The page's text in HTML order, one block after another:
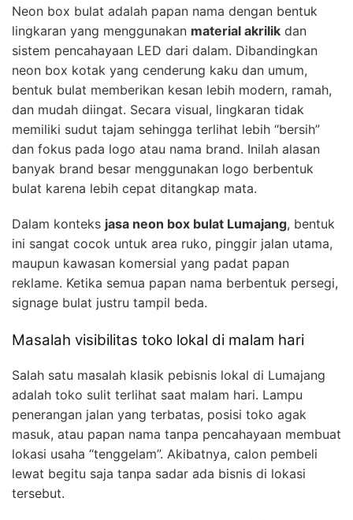
Neon box bulat adalah papan nama dengan bentuk
lingkaran yang menggunakan material akrilik dan
sistem pencahayaan LED dari dalam. Dibandingkan
neon box kotak yang cenderung kaku dan umum,
bentuk bulat memberikan kesan lebih modern, ramah,
dan mudah diingat. Secara visual, lingkaran tidak
memiliki sudut tajam sehingga terlihat lebih “bersih”
dan fokus pada logo atau nama brand. Inilah alasan
banyak brand besar menggunakan logo berbentuk
bulat karena lebih cepat ditangkap mata.
Dalam konteks jasa neon box bulat Lumajang, bentuk
ini sangat cocok untuk area ruko, pinggir jalan utama,
maupun kawasan komersial yang padat papan
reklame. Ketika semua papan nama berbentuk persegi,
signage bulat justru tampil beda.
Masalah visibilitas toko lokal di malam hari
Salah satu masalah klasik pebisnis lokal di Lumajang
adalah toko sulit terlihat saat malam hari. Lampu
penerangan jalan yang terbatas, posisi toko agak
masuk, atau papan nama tanpa pencahayaan membuat
lokasi usaha “tenggelam”. Akibatnya, calon pembeli
lewat begitu saja tanpa sadar ada bisnis di lokasi
tersebut.